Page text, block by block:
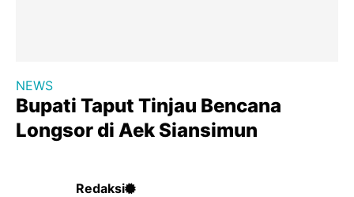
NEWS
Bupati Taput Tinjau Bencana
Longsor di Aek Siansimun
Redaksi